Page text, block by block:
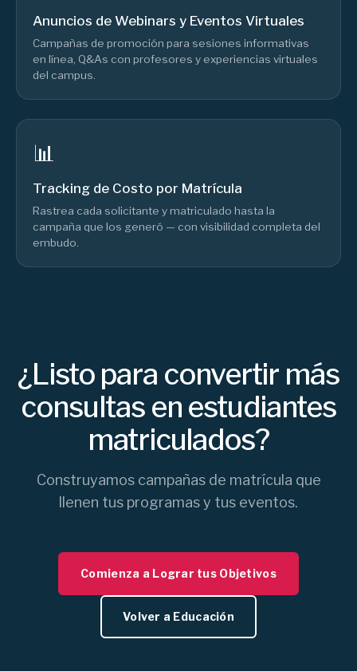
Anuncios de Webinars y Eventos Virtuales
Campañas de promoción para sesiones informativas
en línea, Q&As con profesores y experiencias virtuales
del campus.
📊
Tracking de Costo por Matrícula
Rastrea cada solicitante y matriculado hasta la
campaña que los generó — con visibilidad completa del
embudo.
¿Listo para convertir más
consultas en estudiantes
matriculados?
Construyamos campañas de matrícula que
llenen tus programas y tus eventos.
Comienza a Lograr tus Objetivos
Volver a Educación